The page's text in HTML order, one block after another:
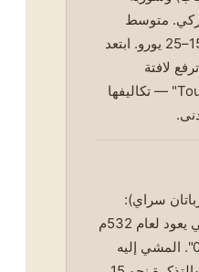
متوسط
الفاتورة للشخص 15–25 يورو. ابتعد
لافتة
"Tourist Restaurant" — تكاليفها
سراي):
صهريج مياه بيزنطي يعود لعام 532م
صُوِّر فيه فيلم "007". المشي إليه